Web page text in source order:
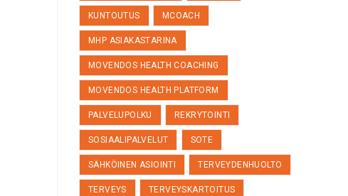
KUNTOUTUS MCOACH
MHP ASIAKASTARINA
MOVENDOS HEALTH COACHING
MOVENDOS HEALTH PLATFORM
PALVELUPOLKU REKRYTOINTI
SOSIAALIPALVELUT SOTE
SÄHKÖINEN ASIOINTI TERVEYDENHUOLTO
TERVEYS TERVEYSKARTOITUS